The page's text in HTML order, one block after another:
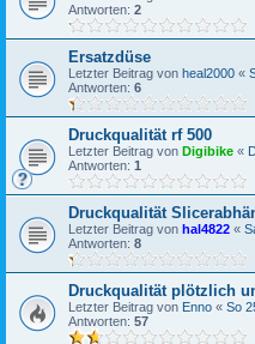
Antworten: 2
Ersatzdüse
Letzter Beitrag von heal2000 «
Antworten: 6
Druckqualität rf 500
Letzter Beitrag von Digibike «
Antworten: 1
Druckqualität
Letzter Beitrag von hal4822 «
Antworten: 8
Druckqualität plötzlich
Letzter Beitrag von Enno « So
Antworten: 57